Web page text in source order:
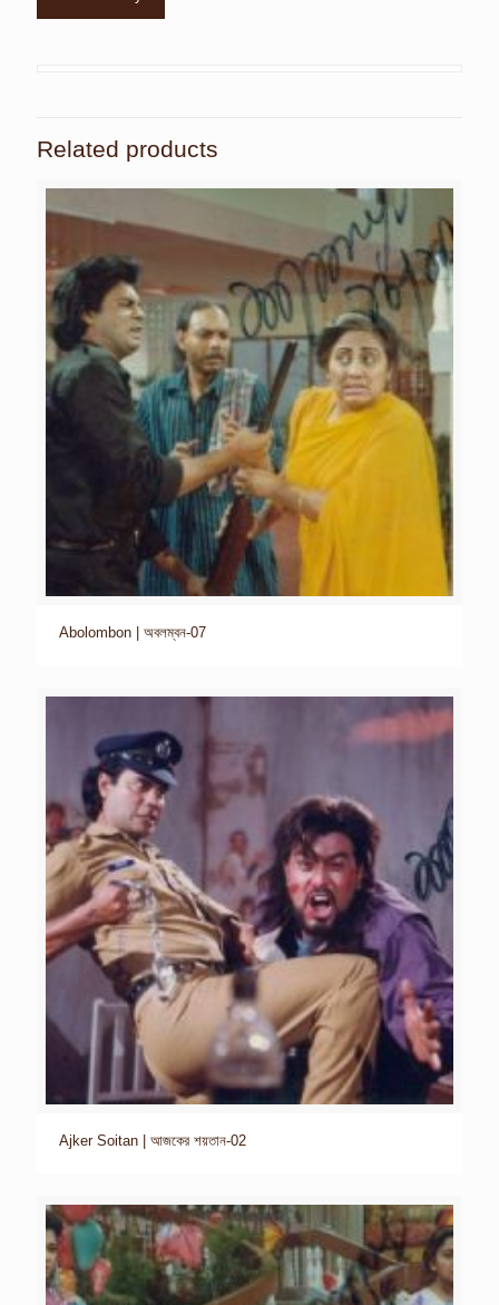
Related products
Abolombon | অবলম্বন-07
Ajker Soitan | আজকের শয়তান-02